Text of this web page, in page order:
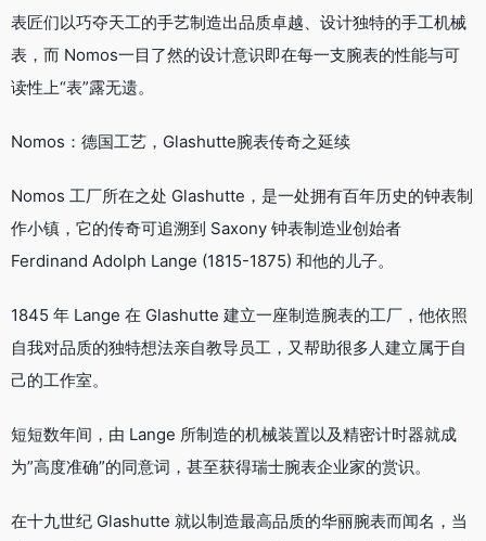
表匠们以巧夺天工的手艺制造出品质卓越、设计独特的手工机械
表，而 Nomos一目了然的设计意识即在每一支腕表的性能与可
读性上“表”露无遗。
Nomos：德国工艺，Glashutte腕表传奇之延续
Nomos 工厂所在之处 Glashutte，是一处拥有百年历史的钟表制
作小镇，它的传奇可追溯到 Saxony 钟表制造业创始者
Ferdinand Adolph Lange (1815-1875) 和他的儿子。
1845 年 Lange 在 Glashutte 建立一座制造腕表的工厂，他依照
自我对品质的独特想法亲自教导员工，又帮助很多人建立属于自
己的工作室。
短短数年间，由 Lange 所制造的机械装置以及精密计时器就成
为”高度准确”的同意词，甚至获得瑞士腕表企业家的赏识。
在十九世纪 Glashutte 就以制造最高品质的华丽腕表而闻名，当